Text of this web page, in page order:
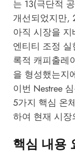
는 13(극단적
개선되었지만,
아직 시장을
엔티티 조정
록적 캐피출레
을 형성했는지
이번 Nestree
5가지 핵심 온
하여 현재 시
핵심 내용